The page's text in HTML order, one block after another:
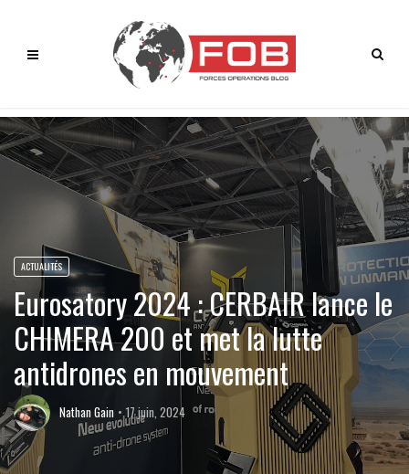
ACTUALITÉS
Eurosatory 2024 : CERBAIR lance le
CHIMERA 200 et met la lutte
antidrones en mouvement
Nathan Gain 17 juin, 2024